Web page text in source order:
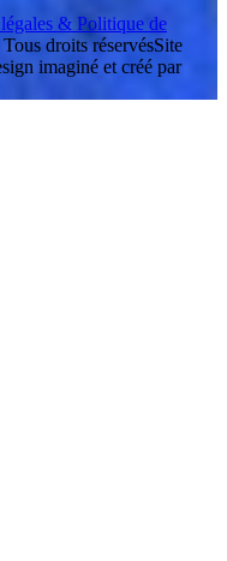
& Politique de
droits réservésSite
imaginé et créé par